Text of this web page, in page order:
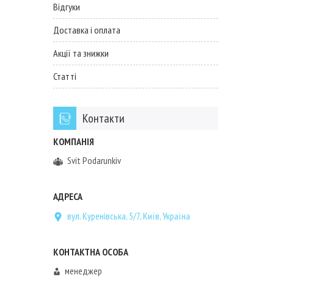
Відгуки
Доставка і оплата
Акції та знижки
Статті
Контакти
Svit Podarunkiv
вул. Куренівська, 5/7, Київ, Україна
менеджер